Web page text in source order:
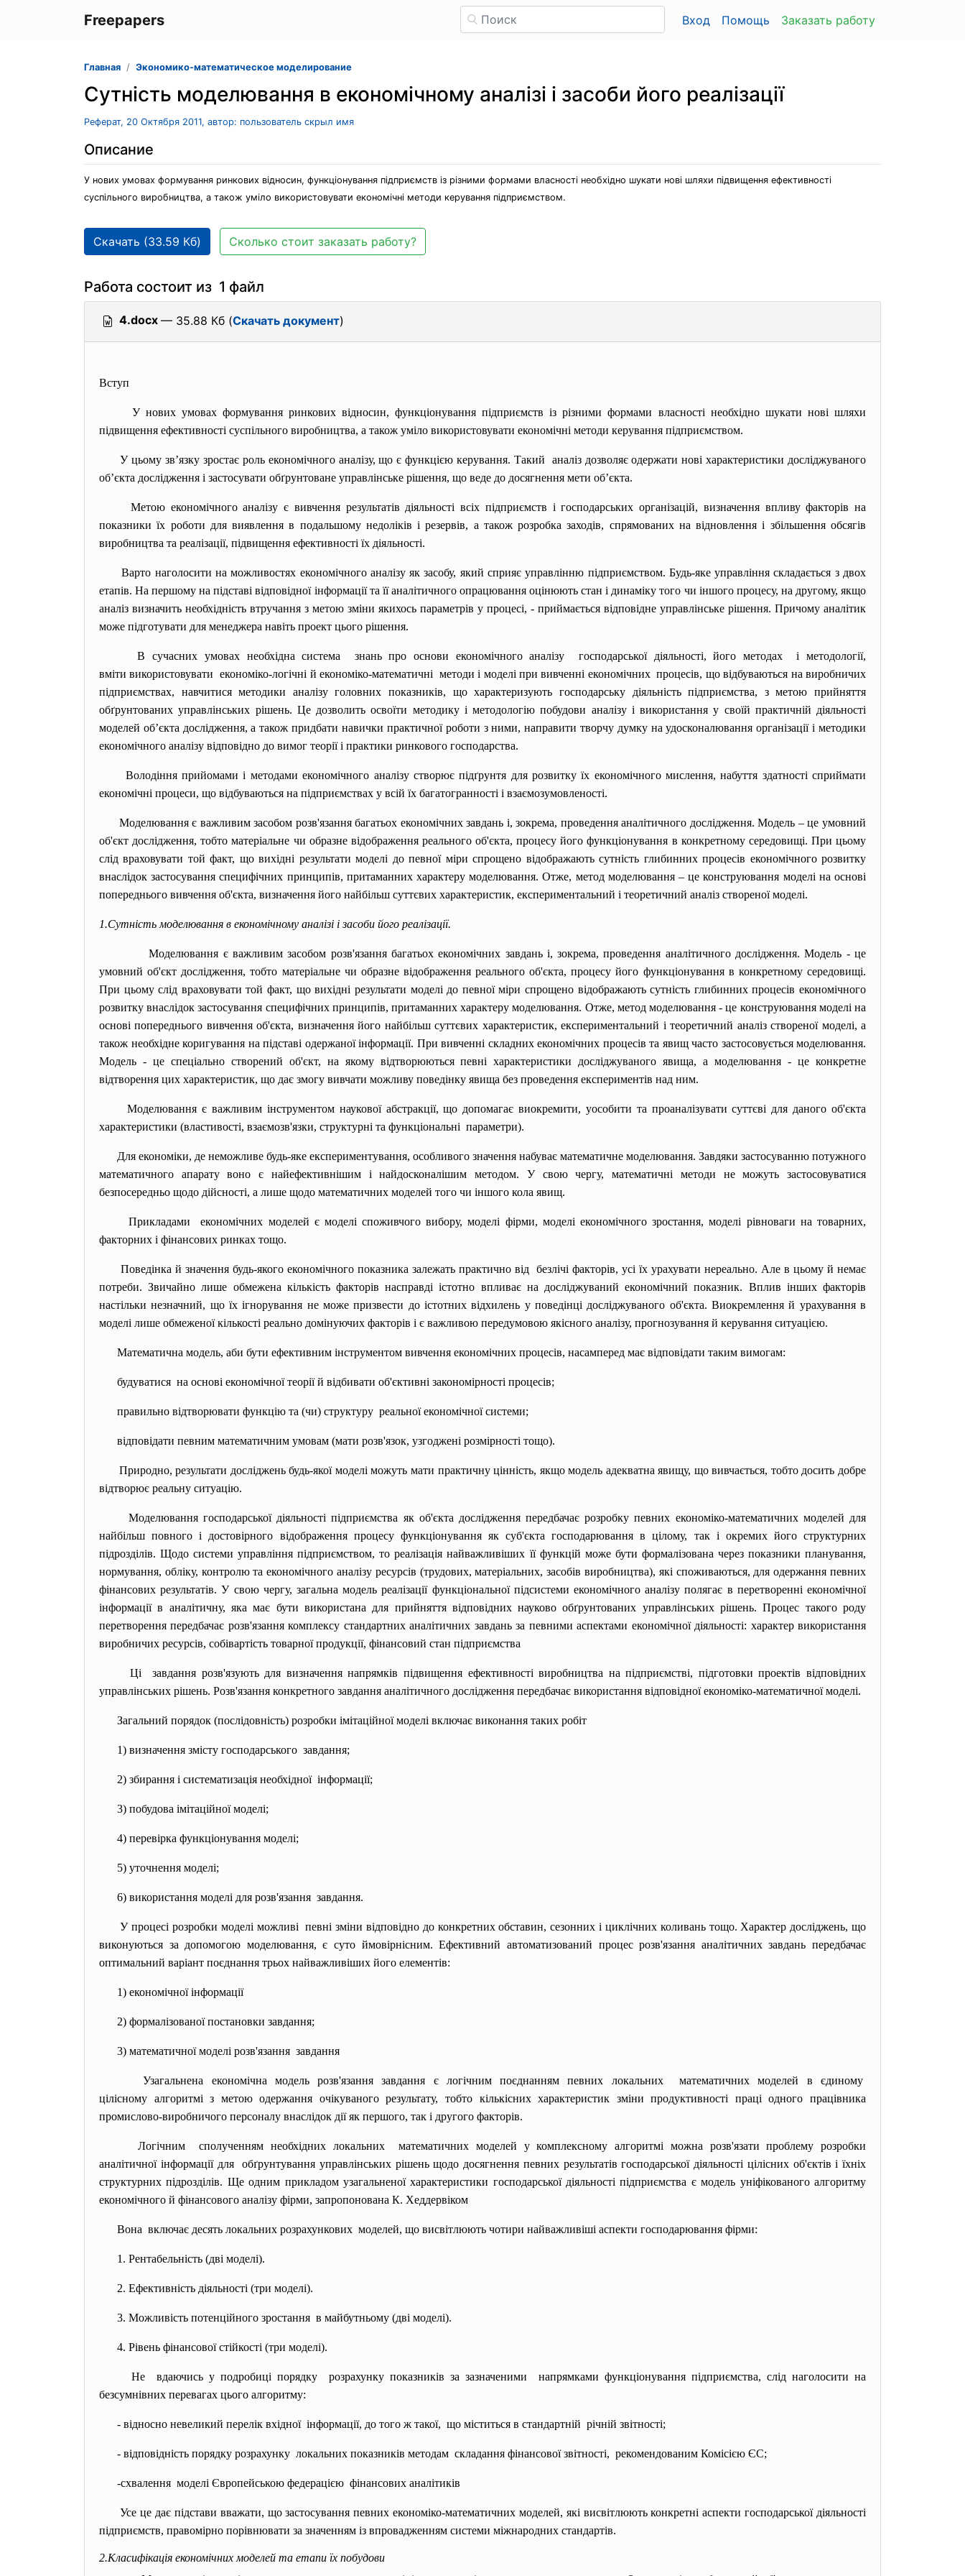
Freepapers Вход Помощь Заказать работу
Главная Экономико-математическое моделирование
Сутність моделювання в економічному аналізі і засоби його реалізації
Реферат, 20 Октября 2011, автор: пользователь скрыл имя
Описание
У нових умовах формування ринкових відносин, функціонування підприємств із різними формами власності необхідно шукати нові шляхи підвищення ефективності
суспільного виробництва, а також уміло використовувати економічні методи керування підприємством.
Скачать (33.59 Кб) Сколько стоит заказать работу?
Работа состоит из 1 файл
4.docx — 35.88 Кб (Скачать документ)
Вступ
У нових умовах формування ринкових відносин, функціонування підприємств із різними формами власності необхідно шукати нові шляхи
підвищення ефективності суспільного виробництва, а також уміло використовувати економічні методи керування підприємством.
У цьому зв’язку зростає роль економічного аналізу, що є функцією керування. Такий аналіз дозволяє одержати нові характеристики досліджуваного
об’єкта дослідження і застосувати обґрунтоване управлінське рішення, що веде до досягнення мети об’єкта.
Метою економічного аналізу є вивчення результатів діяльності всіх підприємств і господарських організацій, визначення впливу факторів на
показники їх роботи для виявлення в подальшому недоліків і резервів, а також розробка заходів, спрямованих на відновлення і збільшення обсягів
виробництва та реалізації, підвищення ефективності їх діяльності.
Варто наголосити на можливостях економічного аналізу як засобу, який сприяє управлінню підприємством. Будь-яке управління складається з двох
етапів. На першому на підставі відповідної інформації та її аналітичного опрацювання оцінюють стан і динаміку того чи іншого процесу, на другому, якщо
аналіз визначить необхідність втручання з метою зміни якихось параметрів у процесі, - приймається відповідне управлінське рішення. Причому аналітик
може підготувати для менеджера навіть проект цього рішення.
В сучасних умовах необхідна система знань про основи економічного аналізу господарської діяльності, його методах і методології,
вміти використовувати економіко-логічні й економіко-математичні методи і моделі при вивченні економічних процесів, що відбуваються на виробничих
підприємствах, навчитися методики аналізу головних показників, що характеризують господарську діяльність підприємства, з метою прийняття
обґрунтованих управлінських рішень. Це дозволить освоїти методику і методологію побудови аналізу і використання у своїй практичній діяльності
моделей об’єкта дослідження, а також придбати навички практичної роботи з ними, направити творчу думку на удосконалювання організації і методики
економічного аналізу відповідно до вимог теорії і практики ринкового господарства.
Володіння прийомами і методами економічного аналізу створює підґрунтя для розвитку їх економічного мислення, набуття здатності сприймати
економічні процеси, що відбуваються на підприємствах у всій їх багатогранності і взаємозумовленості.
Моделювання є важливим засобом розв'язання багатьох економічних завдань і, зокрема, проведення аналітичного дослідження. Модель – це умовний
об'єкт дослідження, тобто матеріальне чи образне відображення реального об'єкта, процесу його функціонування в конкретному середовищі. При цьому
слід враховувати той факт, що вихідні результати моделі до певної міри спрощено відображають сутність глибинних процесів економічного розвитку
внаслідок застосування специфічних принципів, притаманних характеру моделювання. Отже, метод моделювання – це конструювання моделі на основі
попереднього вивчення об'єкта, визначення його найбільш суттєвих характеристик, експериментальний і теоретичний аналіз створеної моделі.
1.Сутність моделювання в економічному аналізі і засоби його реалізації.
Моделювання є важливим засобом розв'язання багатьох економічних завдань і, зокрема, проведення аналітичного дослідження. Модель - це
умовний об'єкт дослідження, тобто матеріальне чи образне відображення реального об'єкта, процесу його функціонування в конкретному середовищі.
При цьому слід враховувати той факт, що вихідні результати моделі до певної міри спрощено відображають сутність глибинних процесів економічного
розвитку внаслідок застосування специфічних принципів, притаманних характеру моделювання. Отже, метод моделювання - це конструювання моделі на
основі попереднього вивчення об'єкта, визначення його найбільш суттєвих характеристик, експериментальний і теоретичний аналіз створеної моделі, а
також необхідне коригування на підставі одержаної інформації. При вивченні складних економічних процесів та явищ часто застосовується моделювання.
Модель - це спеціально створений об'єкт, на якому відтворюються певні характеристики досліджуваного явища, а моделювання - це конкретне
відтворення цих характеристик, що дає змогу вивчати можливу поведінку явища без проведення експериментів над ним.
Моделювання є важливим інструментом наукової абстракції, що допомагає виокремити, уособити та проаналізувати суттєві для даного об'єкта
характеристики (властивості, взаємозв'язки, структурні та функціональні параметри).
Для економіки, де неможливе будь-яке експериментування, особливого значення набуває математичне моделювання. Завдяки застосуванню потужного
математичного апарату воно є найефективнішим і найдосконалішим методом. У свою чергу, математичні методи не можуть застосовуватися
безпосередньо щодо дійсності, а лише щодо математичних моделей того чи іншого кола явищ.
Прикладами економічних моделей є моделі споживчого вибору, моделі фірми, моделі економічного зростання, моделі рівноваги на товарних,
факторних і фінансових ринках тощо.
Поведінка й значення будь-якого економічного показника залежать практично від безлічі факторів, усі їх урахувати нереально. Але в цьому й немає
потреби. Звичайно лише обмежена кількість факторів насправді істотно впливає на досліджуваний економічний показник. Вплив інших факторів
настільки незначний, що їх ігнорування не може призвести до істотних відхилень у поведінці досліджуваного об'єкта. Виокремлення й урахування в
моделі лише обмеженої кількості реально домінуючих факторів і є важливою передумовою якісного аналізу, прогнозування й керування ситуацією.
Математична модель, аби бути ефективним інструментом вивчення економічних процесів, насамперед має відповідати таким вимогам:
будуватися на основі економічної теорії й відбивати об'єктивні закономірності процесів;
правильно відтворювати функцію та (чи) структуру реальної економічної системи;
відповідати певним математичним умовам (мати розв'язок, узгоджені розмірності тощо).
Природно, результати досліджень будь-якої моделі можуть мати практичну цінність, якщо модель адекватна явищу, що вивчається, тобто досить добре
відтворює реальну ситуацію.
Моделювання господарської діяльності підприємства як об'єкта дослідження передбачає розробку певних економіко-математичних моделей для
найбільш повного і достовірного відображення процесу функціонування як суб'єкта господарювання в цілому, так і окремих його структурних
підрозділів. Щодо системи управління підприємством, то реалізація найважливіших її функцій може бути формалізована через показники планування,
нормування, обліку, контролю та економічного аналізу ресурсів (трудових, матеріальних, засобів виробництва), які споживаються, для одержання певних
фінансових результатів. У свою чергу, загальна модель реалізації функціональної підсистеми економічного аналізу полягає в перетворенні економічної
інформації в аналітичну, яка має бути використана для прийняття відповідних науково обґрунтованих управлінських рішень. Процес такого роду
перетворення передбачає розв'язання комплексу стандартних аналітичних завдань за певними аспектами економічної діяльності: характер використання
виробничих ресурсів, собівартість товарної продукції, фінансовий стан підприємства
Ці завдання розв'язують для визначення напрямків підвищення ефективності виробництва на підприємстві, підготовки проектів відповідних
управлінських рішень. Розв'язання конкретного завдання аналітичного дослідження передбачає використання відповідної економіко-математичної моделі.
Загальний порядок (послідовність) розробки імітаційної моделі включає виконання таких робіт
1) визначення змісту господарського завдання;
2) збирання і систематизація необхідної інформації;
3) побудова імітаційної моделі;
4) перевірка функціонування моделі;
5) уточнення моделі;
6) використання моделі для розв'язання завдання.
У процесі розробки моделі можливі певні зміни відповідно до конкретних обставин, сезонних і циклічних коливань тощо. Характер досліджень, що
виконуються за допомогою моделювання, є суто ймовірнісним. Ефективний автоматизований процес розв'язання аналітичних завдань передбачає
оптимальний варіант поєднання трьох найважливіших його елементів:
1) економічної інформації
2) формалізованої постановки завдання;
3) математичної моделі розв'язання завдання
Узагальнена економічна модель розв'язання завдання є логічним поєднанням певних локальних математичних моделей в єдиному
цілісному алгоритмі з метою одержання очікуваного результату, тобто кількісних характеристик зміни продуктивності праці одного працівника
промислово-виробничого персоналу внаслідок дії як першого, так і другого факторів.
Логічним сполученням необхідних локальних математичних моделей у комплексному алгоритмі можна розв'язатипроблему розробки
аналітичної інформації для обґрунтування управлінських рішень щодо досягнення певних результатів господарської діяльності цілісних об'єктів і їхніх
структурних підрозділів. Ще одним прикладом узагальненої характеристики господарської діяльності підприємства є модель уніфікованого алгоритму
економічного й фінансового аналізу фірми, запропонована К. Хеддервіком
Вона включає десять локальних розрахункових моделей, що висвітлюють чотири найважливіші аспекти господарювання фірми:
1. Рентабельність (дві моделі).
2. Ефективність діяльності (три моделі).
3. Можливість потенційного зростання в майбутньому (дві моделі).
4. Рівень фінансової стійкості (три моделі).
Не вдаючись у подробиці порядку розрахунку показників за зазначеними напрямками функціонування підприємства, слід наголосити на
безсумнівних перевагах цього алгоритму:
- відносно невеликий перелік вхідної інформації, до того ж такої, що міститься в стандартній річній звітності;
- відповідність порядку розрахунку локальних показників методам складання фінансовоїзвітності, рекомендованим Комісією ЄС;
-схвалення моделі Європейською федерацією фінансових аналітиків
Усе це дає підстави вважати, що застосування певних економіко-математичних моделей, які висвітлюють конкретні аспекти господарської діяльності
підприємств, правомірно порівнювати за значенням із впровадженням системи міжнародних стандартів.
2.Класифікація економічних моделей та етапи їх побудови